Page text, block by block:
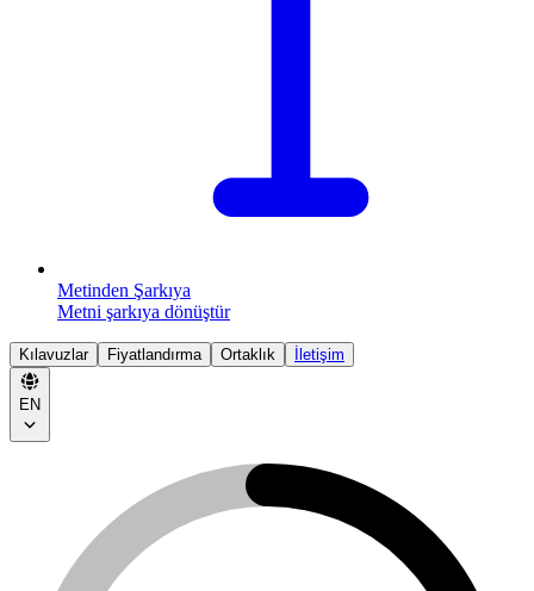
Metinden Şarkıya
Metni şarkıya dönüştür
Kılavuzlar Fiyatlandırma Ortaklık İletişim
EN